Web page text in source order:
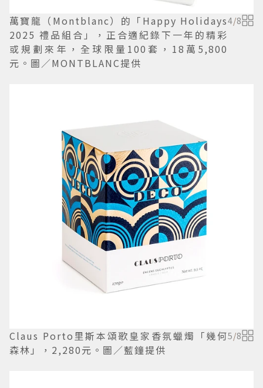
萬寶龍（Montblanc）的「Happy Holidays
2025 禮品組合」，正合適紀錄下一年的精彩
或規劃來年，全球限量100套，18萬5,800
元。圖／MONTBLANC提供
4/8
Claus Porto里斯本頌歌皇家香氛蠟燭「幾何
森林」，2,280元。圖／藍鐘提供
5/8